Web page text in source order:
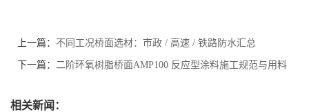
上一篇： 不同工况桥面选材：市政 / 高速 / 铁路防水汇总
下一篇： 二阶环氧树脂桥面AMP100 反应型涂料施工规范与用料
相关新闻：